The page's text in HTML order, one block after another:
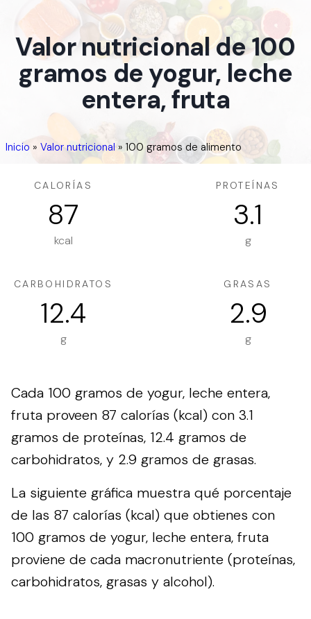
Valor nutricional de 100
gramos de yogur, leche
entera, fruta
Inicio » Valor nutricional» 100 gramos de alimento
CALORÍAS
87
kcal
PROTEÍNAS
3.1
g
CARBOHIDRATOS
12.4
g
GRASAS
2.9
g
Cada 100 gramos de yogur, leche entera,
fruta proveen 87 calorías (kcal) con 3.1
gramos de proteínas, 12.4 gramos de
carbohidratos, y 2.9 gramos de grasas.
La siguiente gráfica muestra qué porcentaje
de las 87 calorías (kcal) que obtienes con
100 gramos de yogur, leche entera, fruta
proviene de cada macronutriente (proteínas,
carbohidratos, grasas y alcohol).